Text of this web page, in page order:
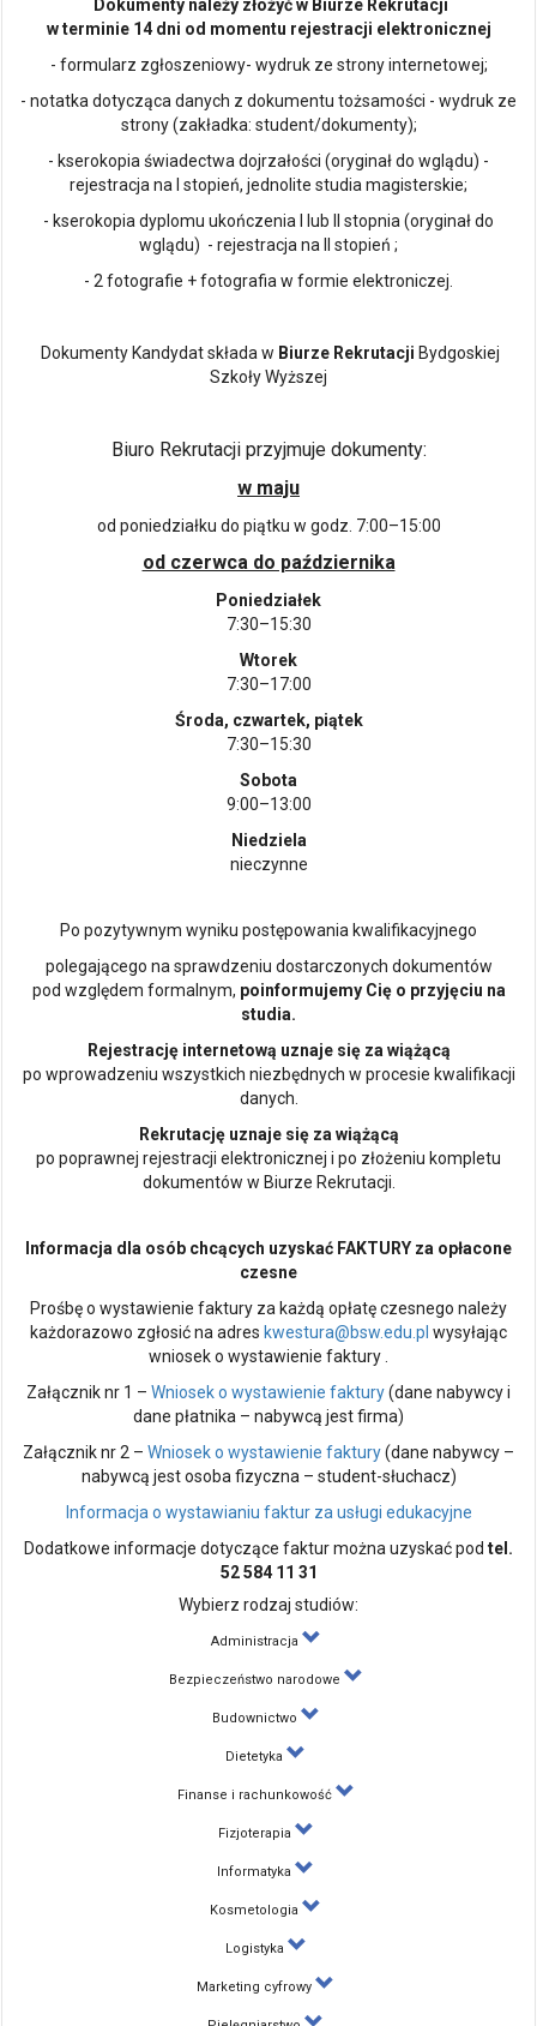
Dokumenty należy złożyć w Biurze Rekrutacji
w terminie 14 dni od momentu rejestracji elektronicznej
- formularz zgłoszeniowy- wydruk ze strony internetowej;
- notatka dotycząca danych z dokumentu tożsamości - wydruk ze
strony (zakładka: student/dokumenty);
- kserokopia świadectwa dojrzałości (oryginał do wglądu) -
rejestracja na I stopień, jednolite studia magisterskie;
- kserokopia dyplomu ukończenia I lub II stopnia (oryginał do
wglądu) - rejestracja na II stopień ;
- 2 fotografie + fotografia w formie elektroniczej.
Dokumenty Kandydat składa w Biurze Rekrutacji Bydgoskiej
Szkoły Wyższej
Biuro Rekrutacji przyjmuje dokumenty:
w maju
od poniedziałku do piątku w godz. 7:00–15:00
od czerwca do października
Poniedziałek
7:30–15:30
Wtorek
7:30–17:00
Środa, czwartek, piątek
7:30–15:30
Sobota
9:00–13:00
Niedziela
nieczynne
Po pozytywnym wyniku postępowania kwalifikacyjnego
polegającego na sprawdzeniu dostarczonych dokumentów
pod względem formalnym, poinformujemy Cię o przyjęciu na
studia.
Rejestrację internetową uznaje się za wiążącą
po wprowadzeniu wszystkich niezbędnych w procesie kwalifikacji
danych.
Rekrutację uznaje się za wiążącą
po poprawnej rejestracji elektronicznej i po złożeniu kompletu
dokumentów w Biurze Rekrutacji.
Informacja dla osób chcących uzyskać FAKTURY za opłacone
czesne
Prośbę o wystawienie faktury za każdą opłatę czesnego należy
każdorazowo zgłosić na adres kwestura@bsw.edu.pl wysyłając
wniosek o wystawienie faktury .
Załącznik nr 1 – Wniosek o wystawienie faktury(dane nabywcy i
dane płatnika – nabywcą jest firma)
Załącznik nr 2 – Wniosek o wystawienie faktury(dane nabywcy –
nabywcą jest osoba fizyczna – student-słuchacz)
Informacja o wystawianiu faktur za usługi edukacyjne
Dodatkowe informacje dotyczące faktur można uzyskać pod tel.
52 584 11 31
Wybierz rodzaj studiów:
Administracja
Bezpieczeństwo narodowe
Budownictwo
Dietetyka
Finanse i rachunkowość
Fizjoterapia
Informatyka
Kosmetologia
Logistyka
Marketing cyfrowy